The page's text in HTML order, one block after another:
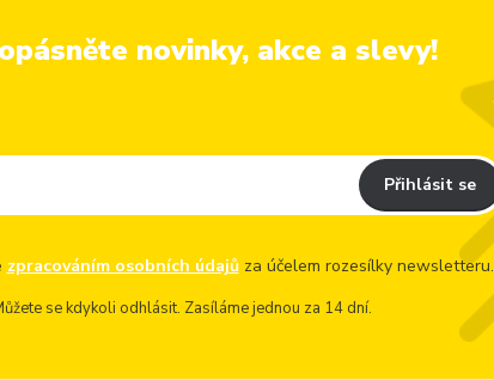
novinky, akce a slevy!
Přihlásit se
zpracováním osobních údajůza účelem rozesílky newsletteru.
se kdykoli odhlásit. Zasíláme jednou za 14 dní.